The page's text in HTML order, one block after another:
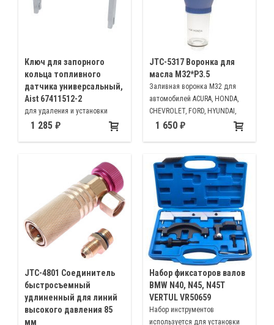
Ключ для запорного
кольца топливного
датчика универсальный,
Aist 67411512-2
для удаления и установки
запорного кольца топливного
1 285
JTC-5317 Воронка для
масла М32*Р3.5
Заливная воронка М32 для
автомобилей ACURA, HONDA,
CHEVROLET, FORD, HYUNDAI,
ISUZU, JEEP, KIA, LAND ROVER,
MITSUBISHI, VW) NISSAN,
INFINITI
1 650
JTC-4801 Соединитель
быстросъемный
удлиненный для линий
высокого давления 85
мм
Набор фиксаторов валов
BMW N40, N45, N45Т
VERTUL VR50659
Набор инструментов
используется для установки